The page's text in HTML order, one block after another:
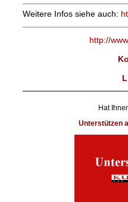
Weitere Infos siehe auch:
http://
Hat
Unterstützen